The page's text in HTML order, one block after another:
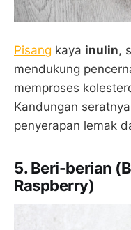
Pisang kaya inulin,
mendukung
memproses
Kandungan
penyerapan lemak
5. Beri-berian
Raspberry)